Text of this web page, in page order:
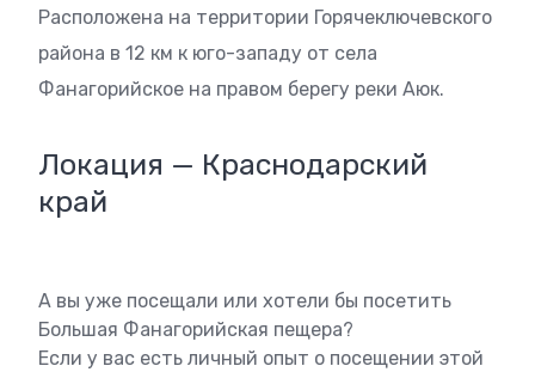
Расположена на территории Горячеключевского
района в 12 км к юго-западу от села
Фанагорийское на правом берегу реки Аюк.
Локация — Краснодарский
край
А вы уже посещали или хотели бы посетить
Большая Фанагорийская пещера?
Если у вас есть личный опыт о посещении этой